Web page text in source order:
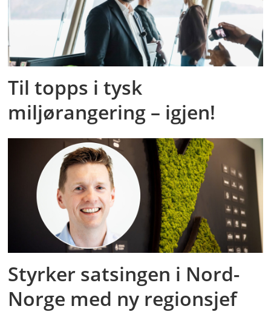
Til topps i tysk
miljørangering – igjen!
Styrker satsingen i Nord-
Norge med ny regionsjef